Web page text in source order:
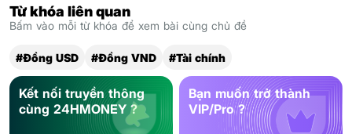
Từ khóa liên quan
Bấm vào mỗi từ khóa để xem bài cùng chủ đề
#Đồng USD #Đồng VND #Tài chính
Kết nối truyền thông
cùng 24HMONEY ?
Bạn muốn trở thành
VIP/Pro ?